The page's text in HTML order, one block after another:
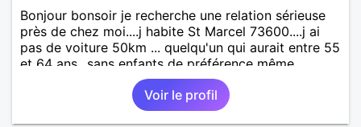
Bonjour bonsoir je recherche une relation sérieuse
près de chez moi....j habite St Marcel 73600....j ai
pas de voiture 50km ... quelqu'un qui aurait entre 55
et 64 ans...sans enfants de préférence même
adultes et qui n aurait garder aucun contact avec
une où plusieurs ex...si vous correspondez à ma
recherche ecrivez moi je vous répondrai...
Voir le profil